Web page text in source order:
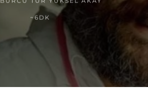
~6DK